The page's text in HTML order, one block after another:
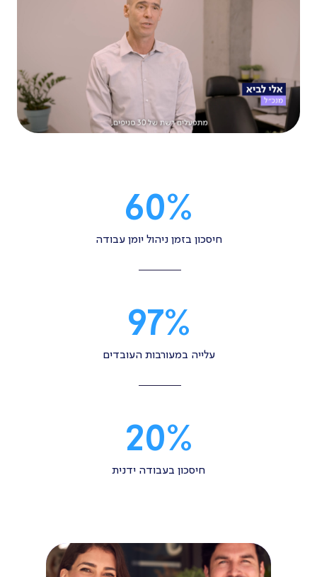
60%
חיסכון בזמן ניהול יומן עבודה
97%
עלייה במעורבות העובדים
20%
חיסכון בעבודה ידנית